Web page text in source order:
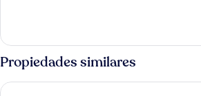
2
camas
individuales
con
2
camas
individuales
Propiedades similares
Hotel Servigroup La Zenia